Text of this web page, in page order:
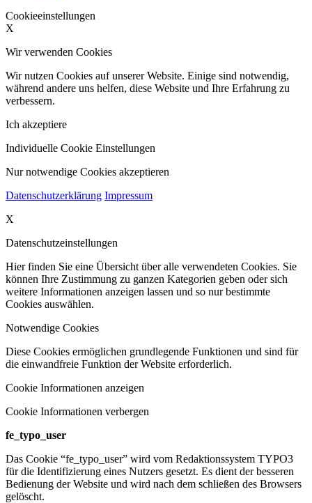
Cookieeinstellungen
X
Wir verwenden Cookies
Wir nutzen Cookies auf unserer Website. Einige sind notwendig,
während andere uns helfen, diese Website und Ihre Erfahrung zu
verbessern.
Ich akzeptiere
Individuelle Cookie Einstellungen
Nur notwendige Cookies akzeptieren
Datenschutzerklärung Impressum
X
Datenschutzeinstellungen
Hier finden Sie eine Übersicht über alle verwendeten Cookies. Sie
können Ihre Zustimmung zu ganzen Kategorien geben oder sich
weitere Informationen anzeigen lassen und so nur bestimmte
Cookies auswählen.
Notwendige Cookies
Diese Cookies ermöglichen grundlegende Funktionen und sind für
die einwandfreie Funktion der Website erforderlich.
Cookie Informationen anzeigen
Cookie Informationen verbergen
fe_typo_user
Das Cookie “fe_typo_user” wird vom Redaktionssystem TYPO3
für die Identifizierung eines Nutzers gesetzt. Es dient der besseren
Bedienung der Website und wird nach dem schließen des Browsers
gelöscht.